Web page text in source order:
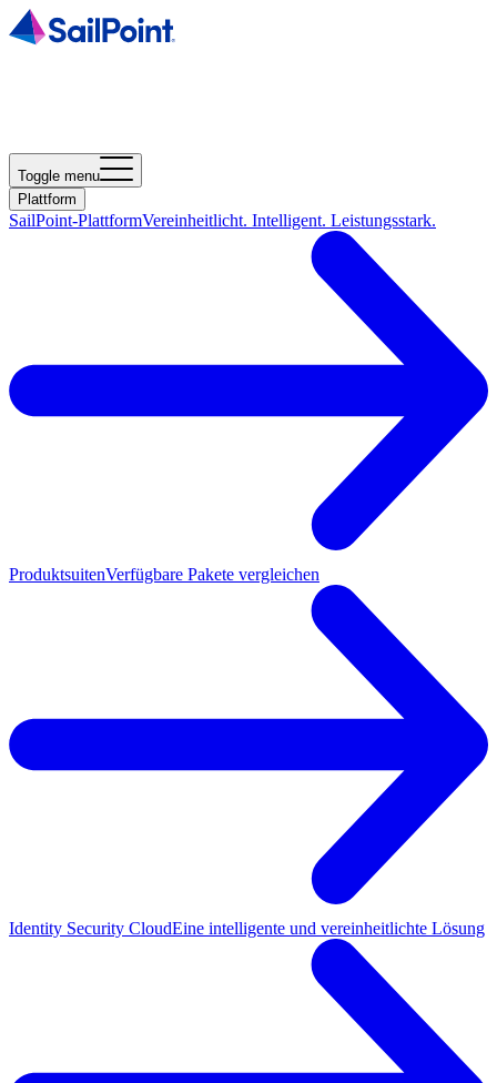
Toggle menu
Plattform
SailPoint-PlattformVereinheitlicht. Intelligent. Leistungsstark.
ProduktsuitenVerfügbare Pakete vergleichen
Identity Security CloudEine intelligente und vereinheitlichte Lösung